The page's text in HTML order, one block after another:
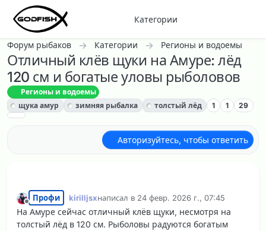
Перейти к содержанию
Категории
Форум рыбаков Категории Регионы и водоемы
Отличный клёв щуки на Амуре: лёд
120 см и богатые уловы рыболовов
Регионы и водоемы
щука амур
зимняя рыбалка толстый лёд 1 1 29
Авторизуйтесь, чтобы ответить
Не в сети
Профи kirilljsxнаписал в 24 февр. 2026 г., 07:45
отредактировано
На Амуре сейчас отличный клёв щуки, несмотря на
толстый лёд в 120 см. Рыболовы радуются богатым